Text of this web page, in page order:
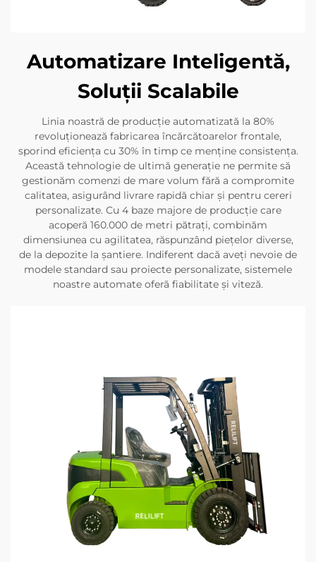
Automatizare Inteligentă,
Soluții Scalabile
Linia noastră de producție automatizată la 80%
revoluționează fabricarea încărcătoarelor frontale,
sporind eficiența cu 30% în timp ce menține consistența.
Această tehnologie de ultimă generație ne permite să
gestionăm comenzi de mare volum fără a compromite
calitatea, asigurând livrare rapidă chiar și pentru cereri
personalizate. Cu 4 baze majore de producție care
acoperă 160.000 de metri pătrați, combinăm
dimensiunea cu agilitatea, răspunzând piețelor diverse,
de la depozite la șantiere. Indiferent dacă aveți nevoie de
modele standard sau proiecte personalizate, sistemele
noastre automate oferă fiabilitate și viteză.